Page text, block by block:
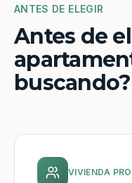
ANTES DE ELEGIR
Antes de
buscando?
VIVIENDA